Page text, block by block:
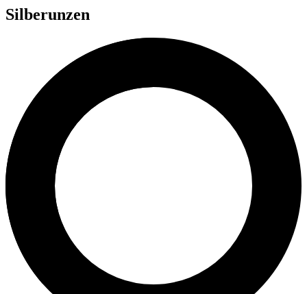
Silberunzen